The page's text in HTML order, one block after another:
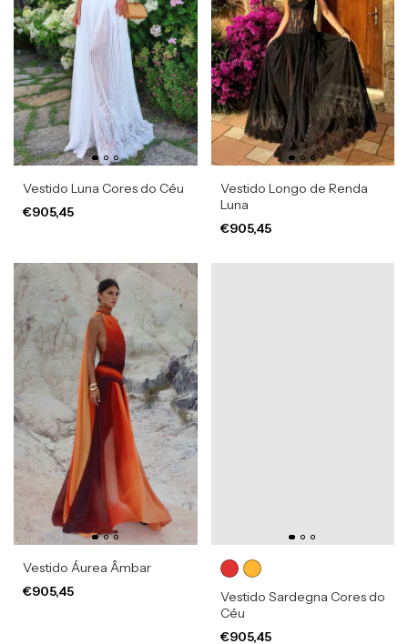
Vestido Luna Cores do Céu
€905,45
Vestido Longo de Renda
Luna
€905,45
Vestido Áurea Âmbar
€905,45
Vestido Sardegna Cores do
Céu
€905,45